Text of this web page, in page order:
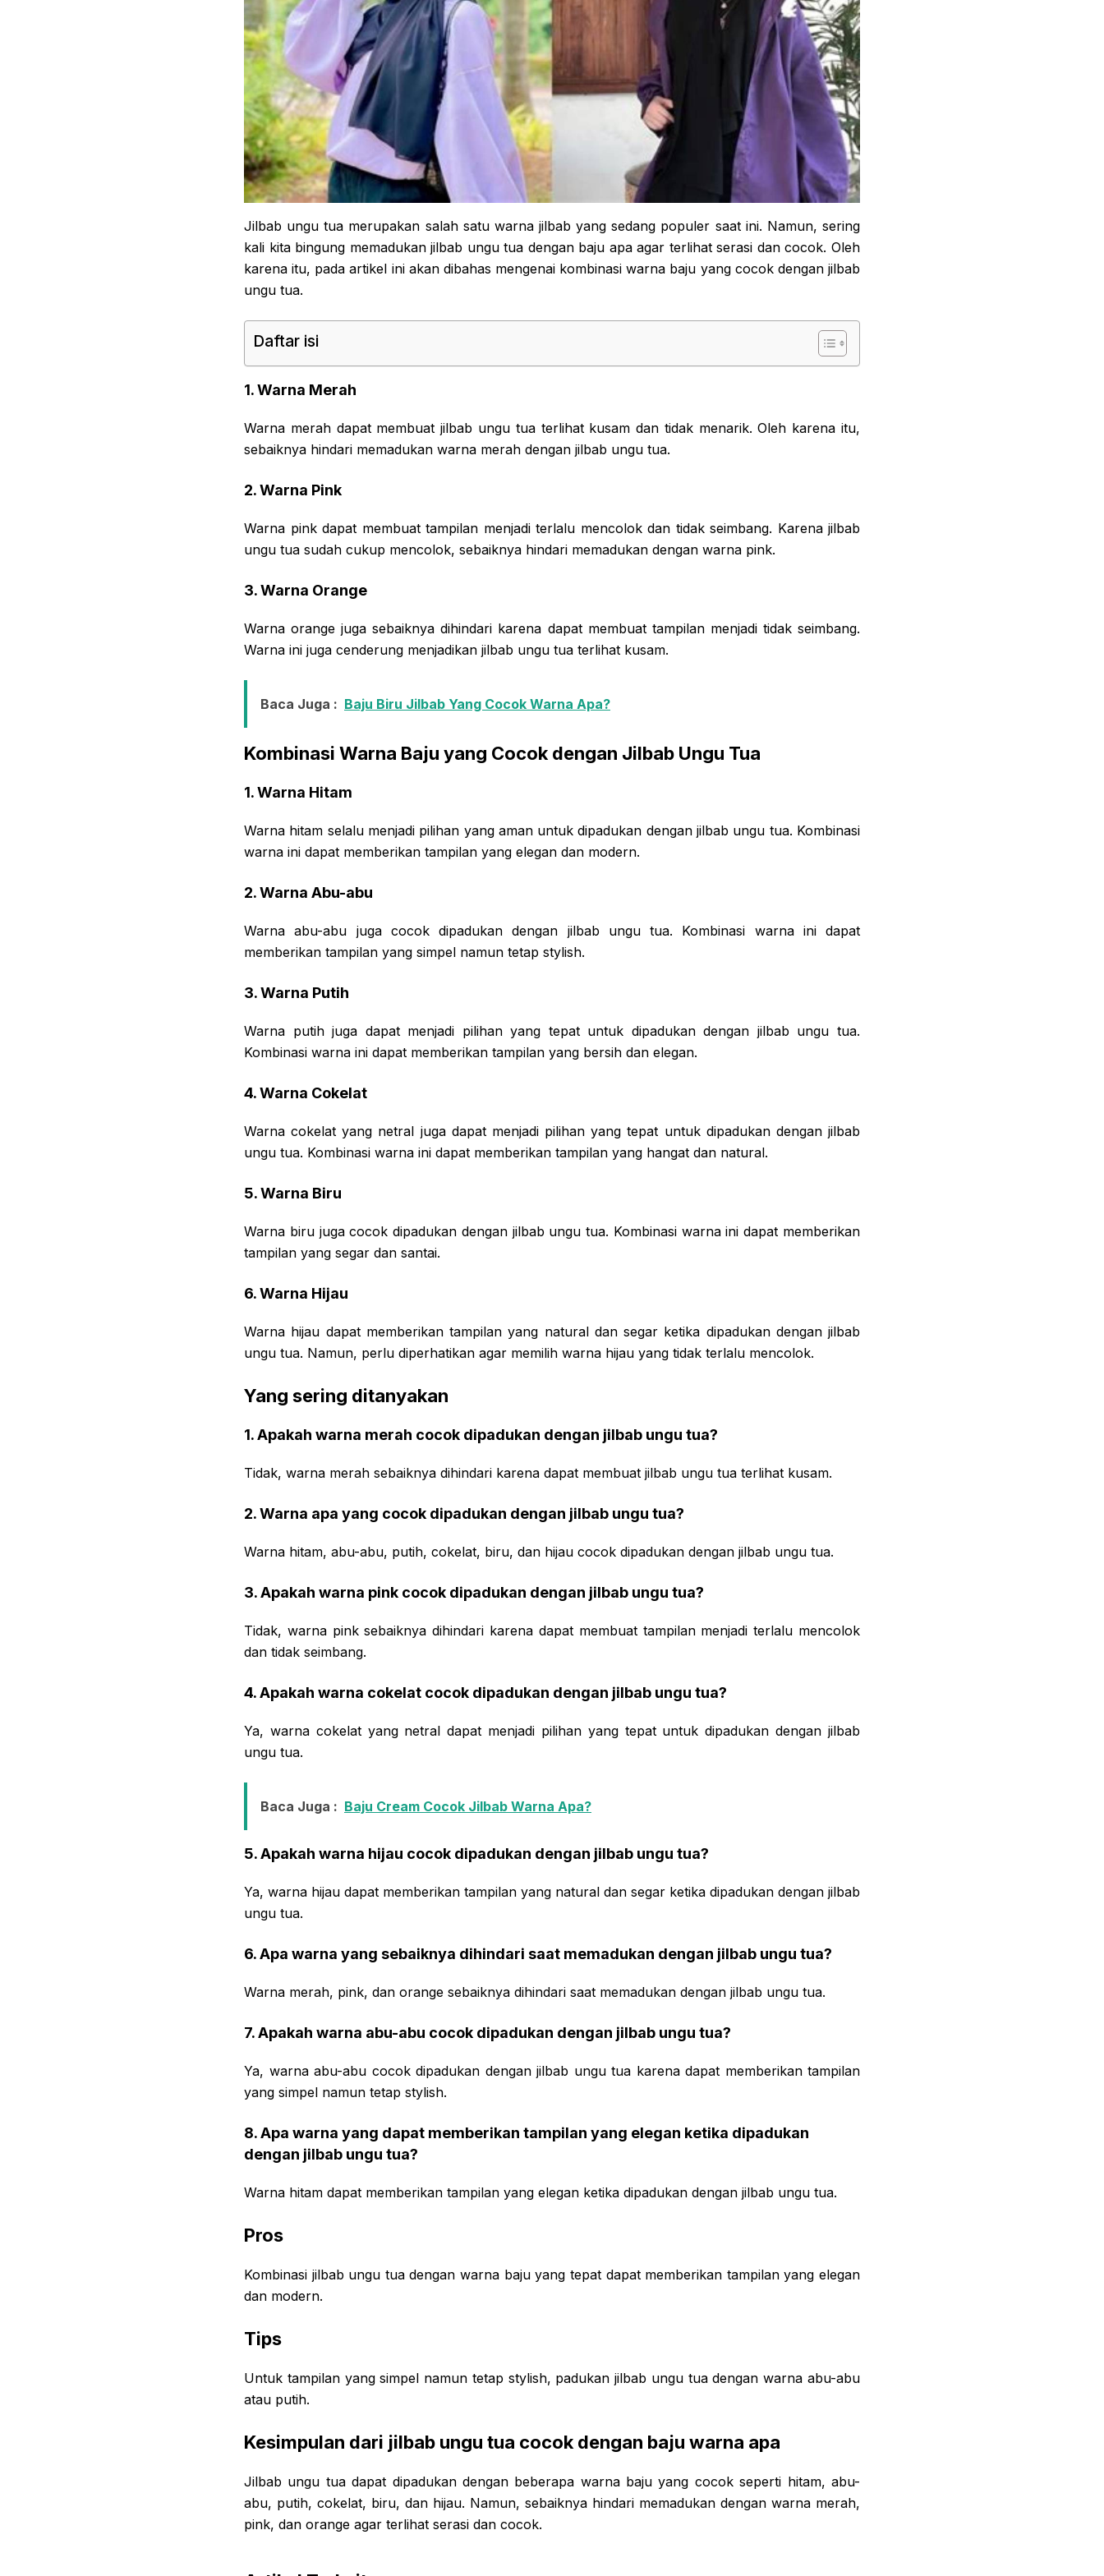
Jilbab ungu tua merupakan salah satu warna jilbab yang sedang populer saat ini. Namun, sering
kali kita bingung memadukan jilbab ungu tua dengan baju apa agar terlihat serasi dan cocok. Oleh
karena itu, pada artikel ini akan dibahas mengenai kombinasi warna baju yang cocok dengan jilbab
ungu tua.
Daftar isi
1. Warna Merah
Warna merah dapat membuat jilbab ungu tua terlihat kusam dan tidak menarik. Oleh karena itu,
sebaiknya hindari memadukan warna merah dengan jilbab ungu tua.
2. Warna Pink
Warna pink dapat membuat tampilan menjadi terlalu mencolok dan tidak seimbang. Karena jilbab
ungu tua sudah cukup mencolok, sebaiknya hindari memadukan dengan warna pink.
3. Warna Orange
Warna orange juga sebaiknya dihindari karena dapat membuat tampilan menjadi tidak seimbang.
Warna ini juga cenderung menjadikan jilbab ungu tua terlihat kusam.
Baca Juga : Baju Biru Jilbab Yang Cocok Warna Apa?
Kombinasi Warna Baju yang Cocok dengan Jilbab Ungu Tua
1. Warna Hitam
Warna hitam selalu menjadi pilihan yang aman untuk dipadukan dengan jilbab ungu tua. Kombinasi
warna ini dapat memberikan tampilan yang elegan dan modern.
2. Warna Abu-abu
Warna abu-abu juga cocok dipadukan dengan jilbab ungu tua. Kombinasi warna ini dapat
memberikan tampilan yang simpel namun tetap stylish.
3. Warna Putih
Warna putih juga dapat menjadi pilihan yang tepat untuk dipadukan dengan jilbab ungu tua.
Kombinasi warna ini dapat memberikan tampilan yang bersih dan elegan.
4. Warna Cokelat
Warna cokelat yang netral juga dapat menjadi pilihan yang tepat untuk dipadukan dengan jilbab
ungu tua. Kombinasi warna ini dapat memberikan tampilan yang hangat dan natural.
5. Warna Biru
Warna biru juga cocok dipadukan dengan jilbab ungu tua. Kombinasi warna ini dapat memberikan
tampilan yang segar dan santai.
6. Warna Hijau
Warna hijau dapat memberikan tampilan yang natural dan segar ketika dipadukan dengan jilbab
ungu tua. Namun, perlu diperhatikan agar memilih warna hijau yang tidak terlalu mencolok.
Yang sering ditanyakan
1. Apakah warna merah cocok dipadukan dengan jilbab ungu tua?
Tidak, warna merah sebaiknya dihindari karena dapat membuat jilbab ungu tua terlihat kusam.
2. Warna apa yang cocok dipadukan dengan jilbab ungu tua?
Warna hitam, abu-abu, putih, cokelat, biru, dan hijau cocok dipadukan dengan jilbab ungu tua.
3. Apakah warna pink cocok dipadukan dengan jilbab ungu tua?
Tidak, warna pink sebaiknya dihindari karena dapat membuat tampilan menjadi terlalu mencolok
dan tidak seimbang.
4. Apakah warna cokelat cocok dipadukan dengan jilbab ungu tua?
Ya, warna cokelat yang netral dapat menjadi pilihan yang tepat untuk dipadukan dengan jilbab
ungu tua.
Baca Juga : Baju Cream Cocok Jilbab Warna Apa?
5. Apakah warna hijau cocok dipadukan dengan jilbab ungu tua?
Ya, warna hijau dapat memberikan tampilan yang natural dan segar ketika dipadukan dengan jilbab
ungu tua.
6. Apa warna yang sebaiknya dihindari saat memadukan dengan jilbab ungu tua?
Warna merah, pink, dan orange sebaiknya dihindari saat memadukan dengan jilbab ungu tua.
7. Apakah warna abu-abu cocok dipadukan dengan jilbab ungu tua?
Ya, warna abu-abu cocok dipadukan dengan jilbab ungu tua karena dapat memberikan tampilan
yang simpel namun tetap stylish.
8. Apa warna yang dapat memberikan tampilan yang elegan ketika dipadukan
dengan jilbab ungu tua?
Warna hitam dapat memberikan tampilan yang elegan ketika dipadukan dengan jilbab ungu tua.
Pros
Kombinasi jilbab ungu tua dengan warna baju yang tepat dapat memberikan tampilan yang elegan
dan modern.
Tips
Untuk tampilan yang simpel namun tetap stylish, padukan jilbab ungu tua dengan warna abu-abu
atau putih.
Kesimpulan dari jilbab ungu tua cocok dengan baju warna apa
Jilbab ungu tua dapat dipadukan dengan beberapa warna baju yang cocok seperti hitam, abu-
abu, putih, cokelat, biru, dan hijau. Namun, sebaiknya hindari memadukan dengan warna merah,
pink, dan orange agar terlihat serasi dan cocok.